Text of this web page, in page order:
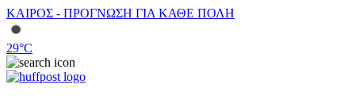
ΚΑΙΡΟΣ - ΠΡΟΓΝΩΣΗ ΓΙΑ ΚΑΘΕ ΠΟΛΗ
29°C